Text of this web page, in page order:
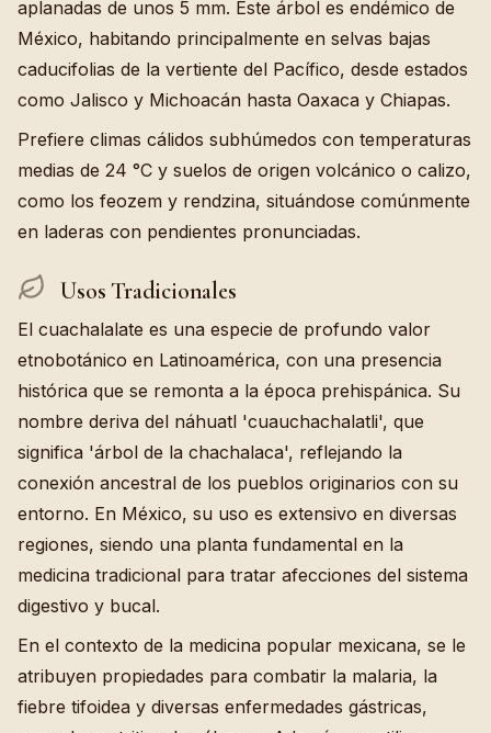
aplanadas de unos 5 mm. Este árbol es endémico de
México, habitando principalmente en selvas bajas
caducifolias de la vertiente del Pacífico, desde estados
como Jalisco y Michoacán hasta Oaxaca y Chiapas.
Prefiere climas cálidos subhúmedos con temperaturas
medias de 24 °C y suelos de origen volcánico o calizo,
como los feozem y rendzina, situándose comúnmente
en laderas con pendientes pronunciadas.
Usos Tradicionales
El cuachalalate es una especie de profundo valor
etnobotánico en Latinoamérica, con una presencia
histórica que se remonta a la época prehispánica. Su
nombre deriva del náhuatl 'cuauchachalatli', que
significa 'árbol de la chachalaca', reflejando la
conexión ancestral de los pueblos originarios con su
entorno. En México, su uso es extensivo en diversas
regiones, siendo una planta fundamental en la
medicina tradicional para tratar afecciones del sistema
digestivo y bucal.
En el contexto de la medicina popular mexicana, se le
atribuyen propiedades para combatir la malaria, la
fiebre tifoidea y diversas enfermedades gástricas,